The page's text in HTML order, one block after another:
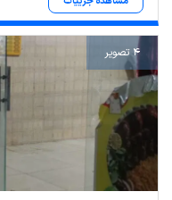
4 تصویر